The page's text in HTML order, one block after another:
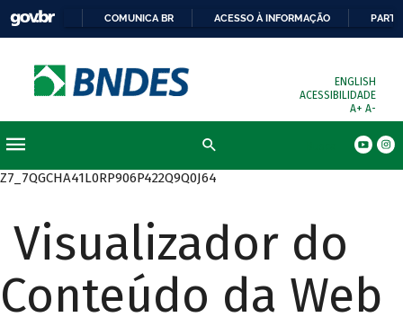
COMUNICA BR ACESSO À INFORMAÇÃO
ENGLISH
ACESSIBILIDADE
A+ A-
Z7_7QGCHA41L0RP906P422Q9Q0J64
Visualizador do
Conteúdo da Web